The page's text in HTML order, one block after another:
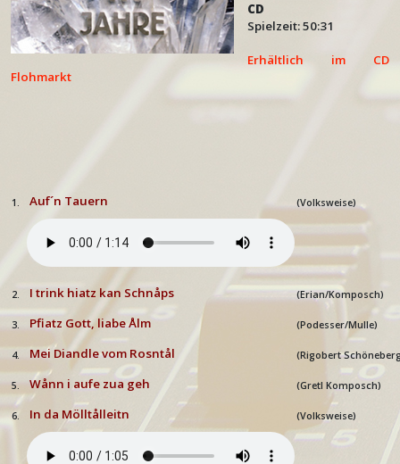
CD
Spielzeit: 50:31
Erhältlich im CD
Flohmarkt
1. Auf´n Tauern (Volksweise)
2. I trink hiatz kan Schnåps (Erian/Komposch)
3. Pfiatz Gott, liabe Ålm (Podesser/Mulle)
4. Mei Diandle vom Rosntål (Rigobert
5. Wånn i aufe zua geh (Gretl Komposch)
6. In da Mölltålleitn (Volksweise)